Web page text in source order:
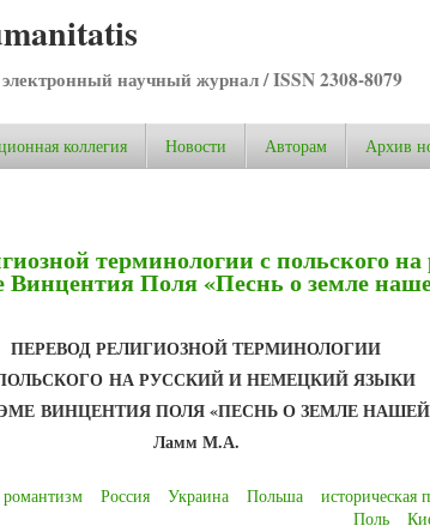
научный журнал / ISSN 2308-8079
коллегия Новости Авторам Архив
терминологии с польского на
Поля «Песнь о земле
ПЕРЕВОД РЕЛИГИОЗНОЙ ТЕРМИНОЛОГИИ
НА РУССКИЙ И НЕМЕЦКИЙ ЯЗЫКИ
ВИНЦЕНТИЯ ПОЛЯ «ПЕСНЬ О ЗЕМЛЕ
Ламм М.А.
романтизм Россия Украина Польша историческая
Поль